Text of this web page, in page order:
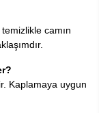
camın
Kaplamaya uygun